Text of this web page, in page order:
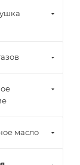
масло